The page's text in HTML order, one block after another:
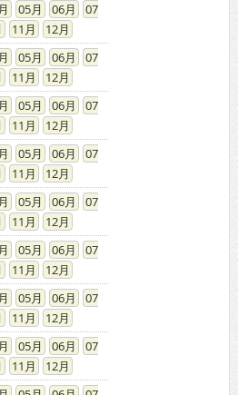
05 06
07
11
12
05 06
07
11
12
05 06
07
11
12
05 06
07
11
12
05 06
07
11
12
05 06
07
11
12
05 06
07
11
12
05 06
07
11
12